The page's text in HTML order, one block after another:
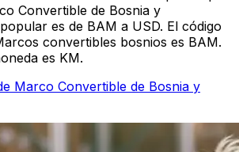
Convertible de Bosnia y
es de BAM a USD. El código
convertibles bosnios es BAM.
es KM.
Marco Convertible de Bosnia y